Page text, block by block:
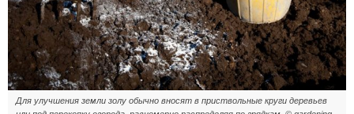
Для улучшения земли золу обычно вносят в приствольные круги деревьев